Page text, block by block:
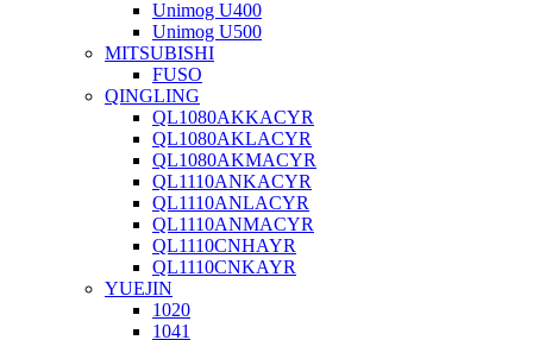
Unimog U400
Unimog U500
MITSUBISHI
FUSO
QINGLING
QL1080AKKACYR
QL1080AKLACYR
QL1080AKMACYR
QL1110ANKACYR
QL1110ANLACYR
QL1110ANMACYR
QL1110CNHAYR
QL1110CNKAYR
YUEJIN
1020
1041